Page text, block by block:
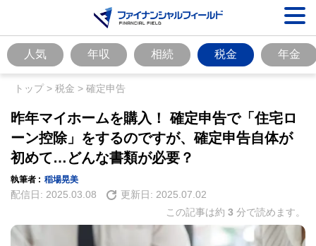
人気 年収 相続 税金 年金
トップ> 税金 > 確定申告
昨年マイホームを購入！ 確定申告で「住宅ロ
ーン控除」をするのですが、確定申告自体が
初めて…どんな書類が必要？
執筆者 : 稲場晃美
配信日: 2025.03.08 更新日: 2025.07.02
この記事は約 3 分で読めます。